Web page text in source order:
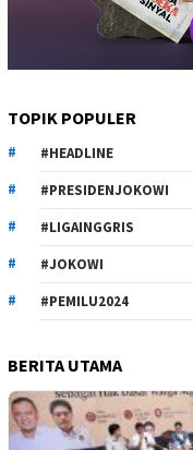
TOPIK POPULER
#HEADLINE
#PRESIDENJOKOWI
#LIGAINGGRIS
#JOKOWI
#PEMILU2024
BERITA UTAMA